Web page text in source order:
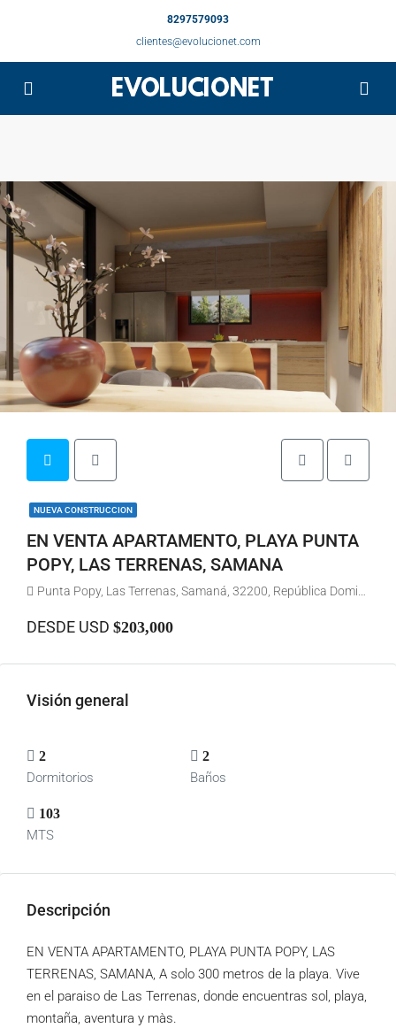
8297579093
clientes@evolucionet.com
NUEVA CONSTRUCCION
EN VENTA APARTAMENTO, PLAYA PUNTA
POPY, LAS TERRENAS, SAMANA
Punta Popy, Las Terrenas, Samaná, 32200, República Dominicana
DESDE USD $203,000
Visión general
2
Dormitorios
2
Baños
103
MTS
Descripción
EN VENTA APARTAMENTO, PLAYA PUNTA POPY, LAS
TERRENAS, SAMANA, A solo 300 metros de la playa. Vive
en el paraiso de Las Terrenas, donde encuentras sol, playa,
montaña, aventura y màs.